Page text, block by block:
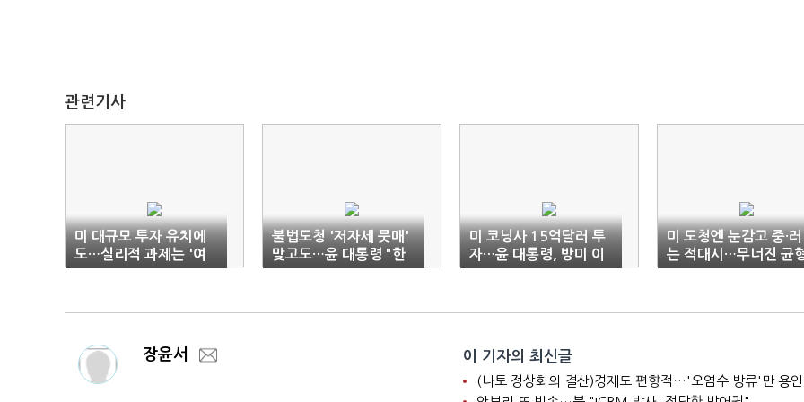
관련기사
미 대규모 투자 유치에
도…실리적 과제는 '여
전'
불법도청 '저자세 뭇매'
맞고도…윤 대통령 "한
미동맹 신뢰 못 흔들어"
미 코닝사 15억달러 투
자…윤 대통령, 방미 이
틀간 59억달러 성과(종
미 도청엔 눈감고 중·러
는 적대시…무너진 균
외교
장윤서 이 기자의 최신글
(나토 정상회의 결산)경제도 편향적…'오염수 방류'만 용인